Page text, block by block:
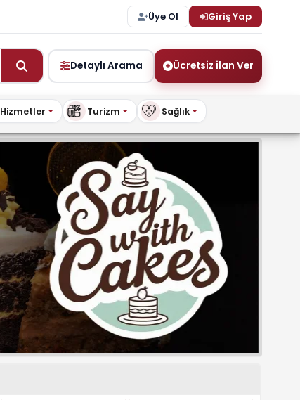
Üye Ol Giriş Yap
Detaylı Arama Ücretsiz ilan Ver
Hizmetler Turizm Sağlık